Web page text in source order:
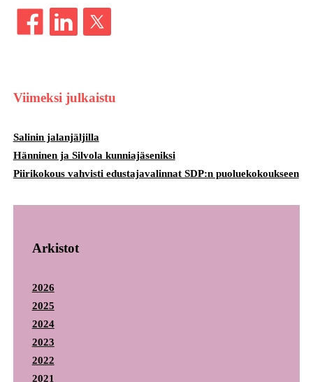
Viimeksi julkaistu
Salinin jalanjäljilla
Hänninen ja Silvola kunniajäseniksi
Piirikokous vahvisti edustajavalinnat SDP:n puoluekokoukseen
Arkistot
2026
2025
2024
2023
2022
2021